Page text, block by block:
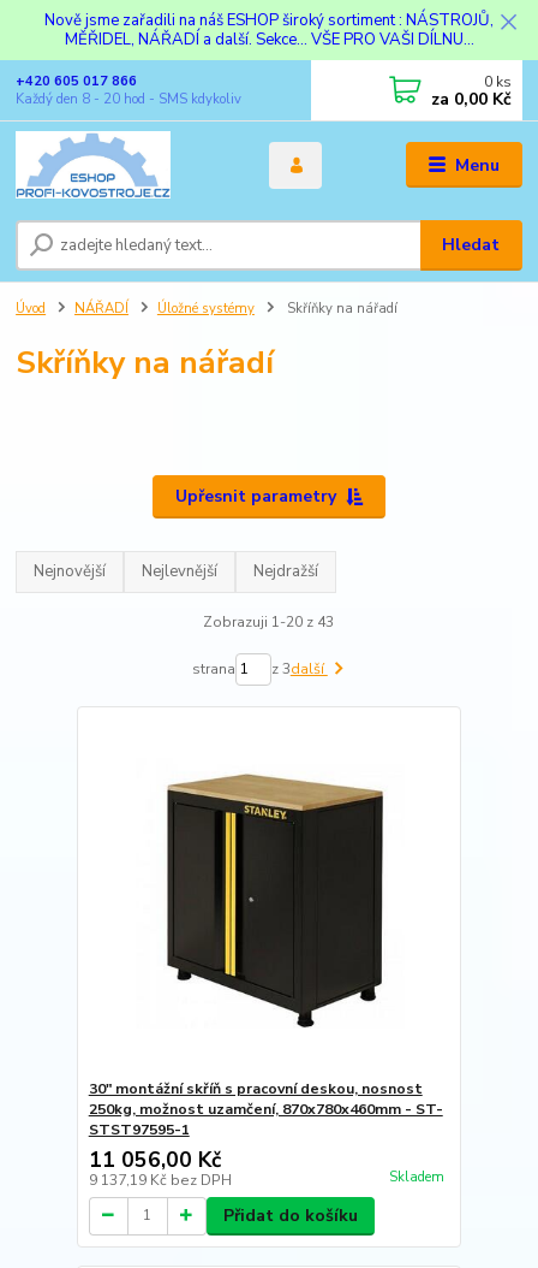
Nově jsme zařadili na náš ESHOP široký sortiment : NÁSTROJŮ,
MĚŘIDEL, NÁŘADÍ a další. Sekce... VŠE PRO VAŠI DÍLNU...
Menu
Hledat
+420 605 017 866
Každý den 8 - 20 hod - SMS kdykoliv
0 ks
za 0,00 Kč
Úvod NÁŘADÍ Úložné systémy Skříňky na nářadí
Skříňky na nářadí
Upřesnit parametry
Nejnovější Nejlevnější Nejdražší
Zobrazuji 1-20 z 43
strana z 3další
30" montážní skříň s pracovní deskou, nosnost
250kg, možnost uzamčení, 870x780x460mm - ST-
STST97595-1
11 056,00 Kč
9 137,19 Kč bez DPH Skladem
Přidat do košíku